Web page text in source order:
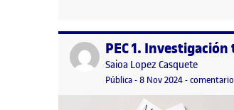
Publicado por
Publicado por
Saioa Lopez Casquete
Visibilidad:
Pública-Fecha de publicación
8 Nov 2024-comentario